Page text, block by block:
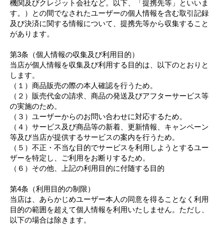
機関及びクレジット会社など。以下、「提携先等」といいま
す。）との間でなされたユーザーの個人情報を含む取引記録
及び決済に関する情報について、提携先等から収集すること
があります。
第3条（個人情報の収集及び利用目的）
当店が個人情報を収集及び利用する目的は、以下のとおりと
します。
（１）商品販売の際の本人確認を行うため。
（２）販売代金の請求、商品の発送及びアフターサービス等
の実施のため。
（３）ユーザーからのお問い合わせに対応するため。
（４）サービス及び商品等の新着、更新情報、キャンペーン
等及び当店が提供するサービスの案内を行うため。
（５）不正・不当な目的でサービスを利用しようとするユー
ザーを特定し、ご利用をお断りするため。
（６）その他、上記の利用目的に付随する目的
第4条（利用目的の制限）
当店は、あらかじめユーザー本人の同意を得ることなく利用
目的の範囲を超えて個人情報を利用いたしません。ただし、
以下の場合は除きます。